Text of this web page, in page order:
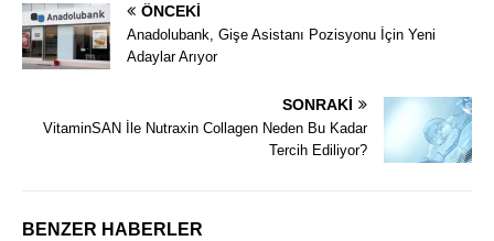
ÖNCEKI
Anadolubank, Gişe Asistanı Pozisyonu İçin Yeni
Adaylar Arıyor
SONRAKI
VitaminSAN İle Nutraxin Collagen Neden Bu Kadar
Tercih Ediliyor?
BENZER HABERLER